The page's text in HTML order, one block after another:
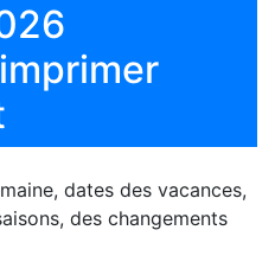
dates des vacances,
des changements